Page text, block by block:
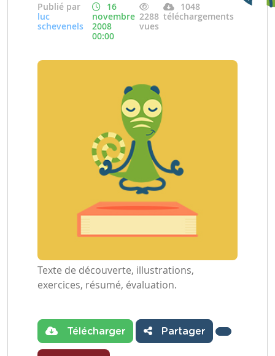
Publié par
luc
schevenels
16
novembre
2008
00:00
2288
vues
1048
téléchargements
Texte de découverte, illustrations,
exercices, résumé, évaluation.
Télécharger Partager